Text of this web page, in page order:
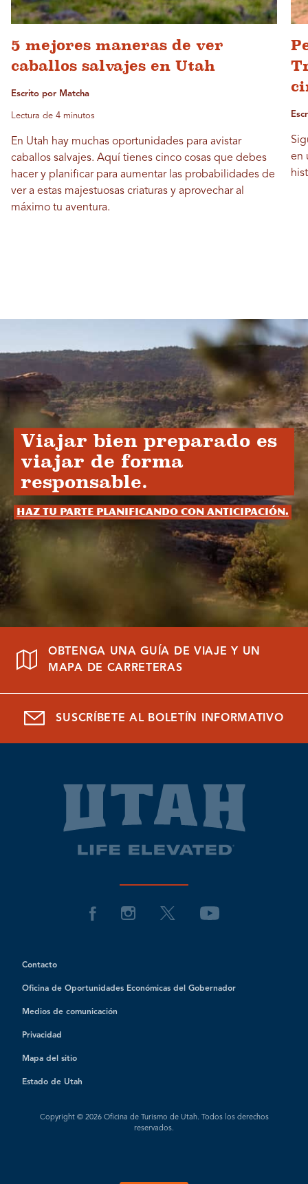
5 mejores maneras de ver
caballos salvajes en Utah
Escrito por Matcha
Lectura de 4 minutos
En Utah hay muchas oportunidades para avistar
caballos salvajes. Aquí tienes cinco cosas que debes
hacer y planificar para aumentar las probabilidades de
ver a estas majestuosas criaturas y aprovechar al
máximo tu aventura.
en
Viajar bien preparado es
viajar de forma
responsable.
Haz tu parte planificando con anticipación.
OBTENGA UNA GUÍA DE VIAJE Y UN
MAPA DE CARRETERAS
SUSCRÍBETE AL BOLETÍN INFORMATIVO
Contacto
Oficina de Oportunidades Económicas del Gobernador
Medios de comunicación
Privacidad
Mapa del sitio
Estado de Utah
Copyright © 2026 Oficina de Turismo de Utah. Todos los derechos
reservados.